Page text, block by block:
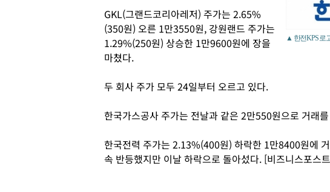
▲ 한전KPS 로
GKL(그랜드코리아레저) 주가는 2.65%
(350원) 오른 1만3550원, 강원랜드 주가는
1.29%(250원) 상승한 1만9600원에 장을
마쳤다.
두 회사 주가 모두 24일부터 오르고 있다.
한국가스공사 주가는 전날과 같은 2만550원으로 거래
한국전력 주가는 2.13%(400원) 하락한 1만8400원에
속 반등했지만 이날 하락으로 돌아섰다. [비즈니스포스